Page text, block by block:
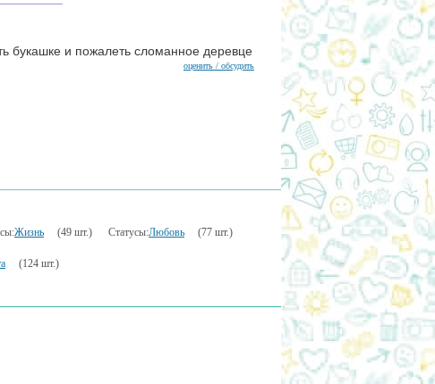
букашке и пожалеть сломанное деревце
оценить / обсудить
Жизнь (49 шт.) Статусы:Любовь (77 шт.)
(124 шт.)